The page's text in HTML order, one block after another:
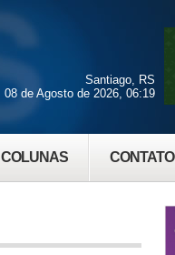
COLUNAS CONTATO
Santiago, RS
08 de Agosto de 2026, 06:19